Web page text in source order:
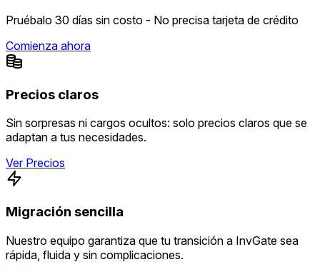
Pruébalo 30 días sin costo - No precisa tarjeta de crédito
Comienza ahora
Precios claros
Sin sorpresas ni cargos ocultos: solo precios claros que se
adaptan a tus necesidades.
Ver Precios
Migración sencilla
Nuestro equipo garantiza que tu transición a InvGate sea
rápida, fluida y sin complicaciones.